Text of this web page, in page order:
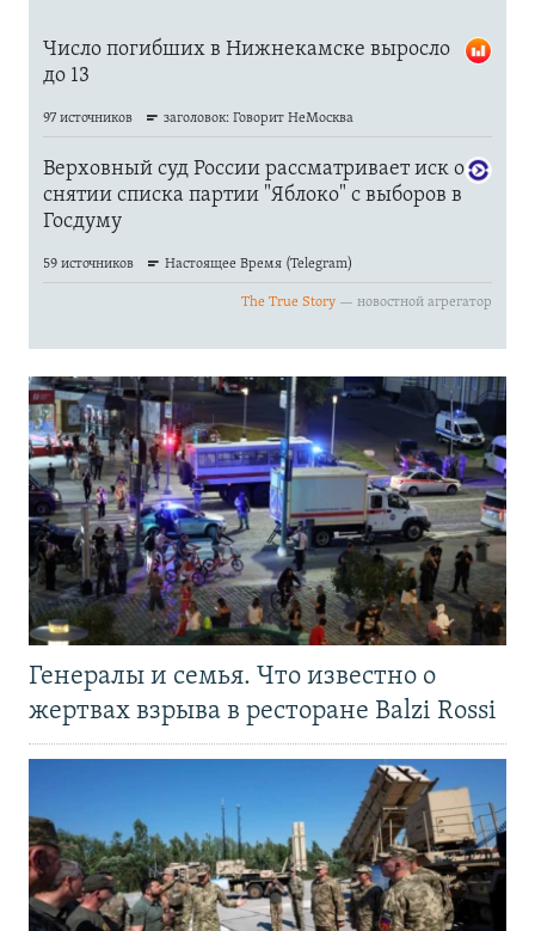
Генералы и семья. Что известно о
жертвах взрыва в ресторане Balzi Rossi